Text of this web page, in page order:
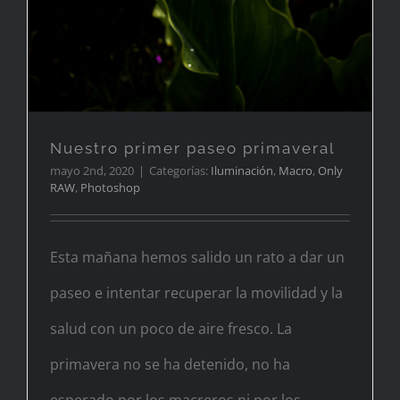
Nuestro primer paseo primaveral
mayo 2nd, 2020 | Categorías: Iluminación, Macro, Only
RAW, Photoshop
Esta mañana hemos salido un rato a dar un
paseo e intentar recuperar la movilidad y la
salud con un poco de aire fresco. La
primavera no se ha detenido, no ha